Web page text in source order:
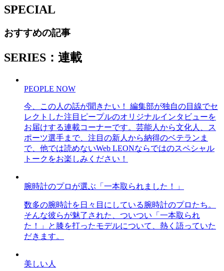
SPECIAL
おすすめの記事
SERIES：連載
PEOPLE NOW
今、この人の話が聞きたい！ 編集部が独自の目線でセ
レクトした注目ピープルのオリジナルインタビューを
お届けする連載コーナーです。芸能人から文化人、ス
ポーツ選手まで、注目の新人から納得のベテランま
で、他では読めないWeb LEONならではのスペシャル
トークをお楽しみください！
腕時計のプロが選ぶ「一本取られました！」
数多の腕時計を日々目にしている腕時計のプロたち。
そんな彼らが魅了された、ついつい「一本取られ
た！」と膝を打ったモデルについて、熱く語っていた
だきます。
美しい人